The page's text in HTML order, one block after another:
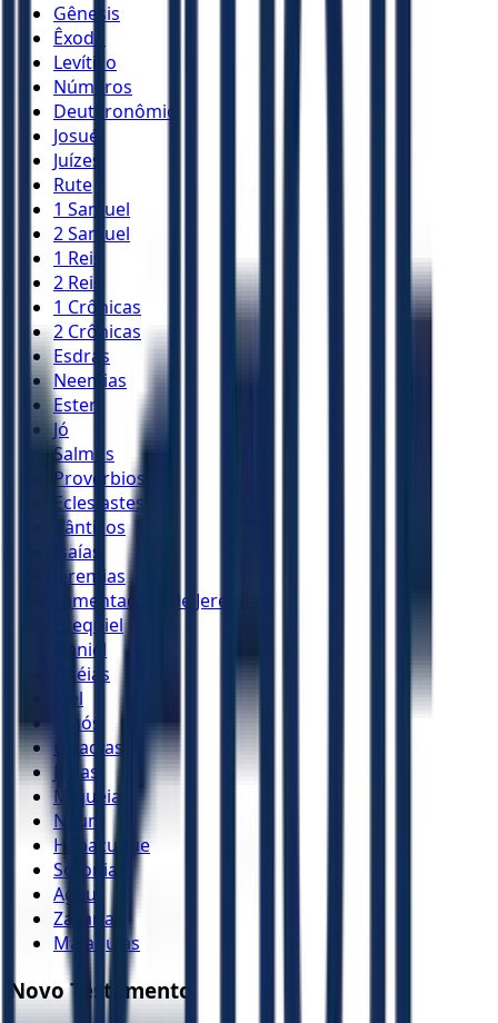
Gênesis
Êxodo
Levítico
Números
Deuteronômio
Josué
Juízes
Rute
1 Samuel
2 Samuel
1 Reis
2 Reis
1 Crônicas
2 Crônicas
Esdras
Neemias
Ester
Jó
Salmos
Provérbios
Eclesiastes
Cânticos
Isaías
Jeremias
Lamentações de Jeremias
Ezequiel
Daniel
Oséias
Joel
Amós
Obadias
Jonas
Miquéias
Naum
Habacuque
Sofonias
Ageu
Zacarias
Malaquias
Novo Testamento